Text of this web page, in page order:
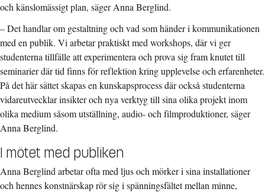
och känslomässigt plan, säger Anna Berglind.
– Det handlar om gestaltning och vad som händer i kommunikationen
med en publik. Vi arbetar praktiskt med workshops, där vi ger
studenterna tillfälle att experimentera och prova sig fram knutet till
seminarier där tid finns för reflektion kring upplevelse och erfarenheter.
På det här sättet skapas en kunskapsprocess där också studenterna
vidareutvecklar insikter och nya verktyg till sina olika projekt inom
olika medium såsom utställning, audio- och filmproduktioner, säger
Anna Berglind.
I mötet med publiken
Anna Berglind arbetar ofta med ljus och mörker i sina installationer
och hennes konstnärskap rör sig i spänningsfältet mellan minne,